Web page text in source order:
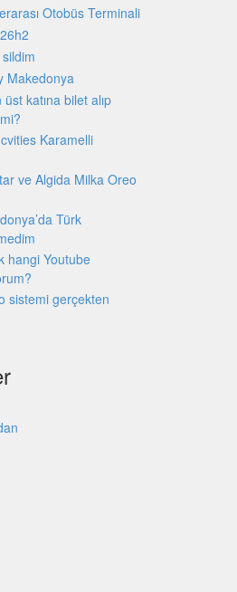
Otobüs Terminali
sildim
Makedonya
üst katına bilet alıp
Karamelli
ve Algida Milka Oreo
Türk
hangi Youtube
sistemi gerçekten